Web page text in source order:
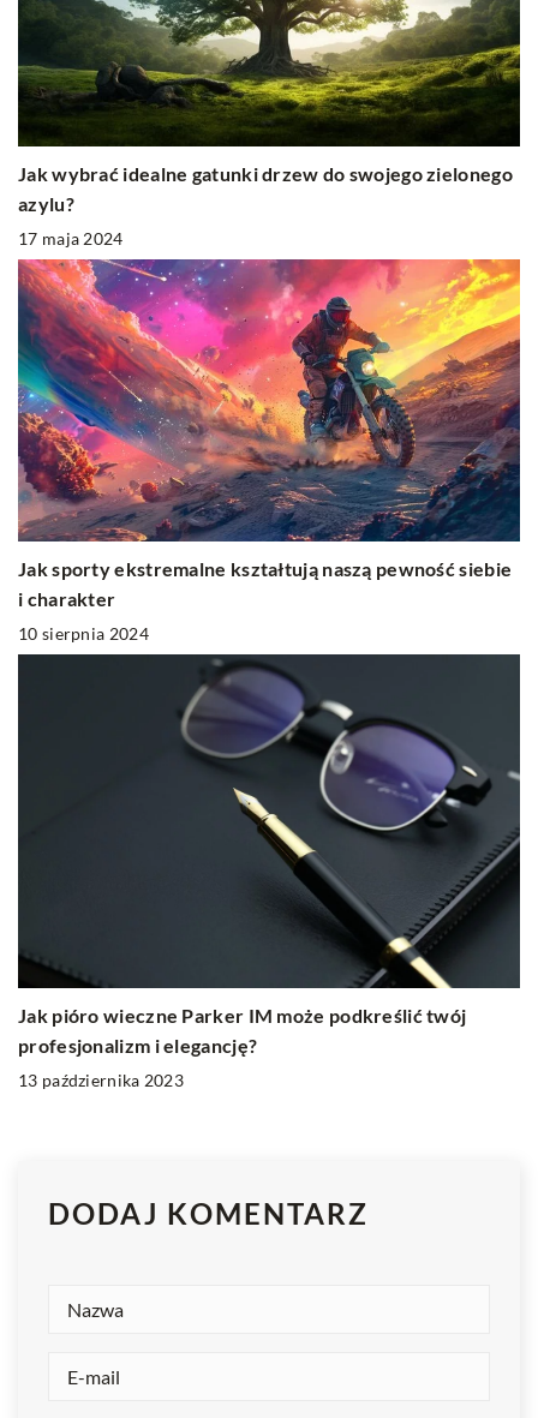
Jak wybrać idealne gatunki drzew do swojego zielonego
azylu?
17 maja 2024
Jak sporty ekstremalne kształtują naszą pewność siebie
i charakter
10 sierpnia 2024
Jak pióro wieczne Parker IM może podkreślić twój
profesjonalizm i elegancję?
13 października 2023
DODAJ KOMENTARZ